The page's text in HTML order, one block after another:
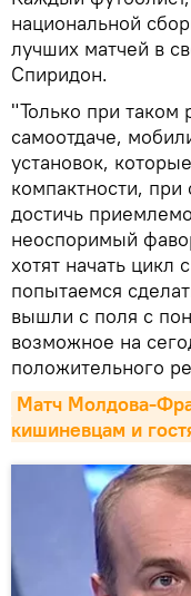
национальной
лучших матчей в
Спиридон.
"Только при таком
самоотдаче,
установок,
компактности,
достичь
неоспоримый
хотят начать
попытаемся
вышли с поля с
возможное на
положительного
Матч Молдова-
кишиневцам и